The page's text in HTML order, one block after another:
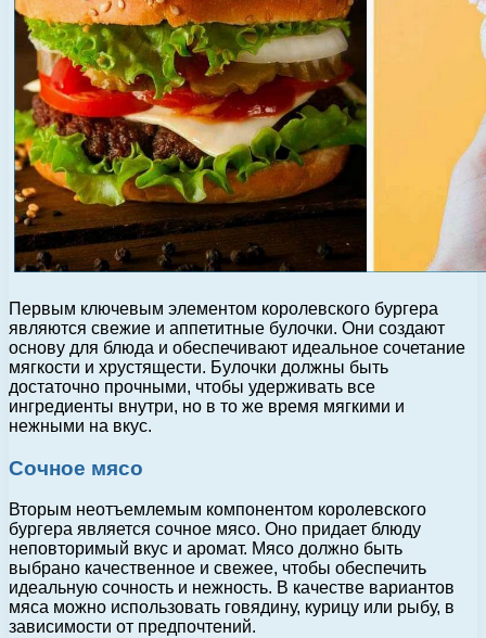
Первым ключевым элементом королевского бургера
являются свежие и аппетитные булочки. Они создают
основу для блюда и обеспечивают идеальное сочетание
мягкости и хрустящести. Булочки должны быть
достаточно прочными, чтобы удерживать все
ингредиенты внутри, но в то же время мягкими и
нежными на вкус.
Сочное мясо
Вторым неотъемлемым компонентом королевского
бургера является сочное мясо. Оно придает блюду
неповторимый вкус и аромат. Мясо должно быть
выбрано качественное и свежее, чтобы обеспечить
идеальную сочность и нежность. В качестве вариантов
мяса можно использовать говядину, курицу или рыбу, в
зависимости от предпочтений.